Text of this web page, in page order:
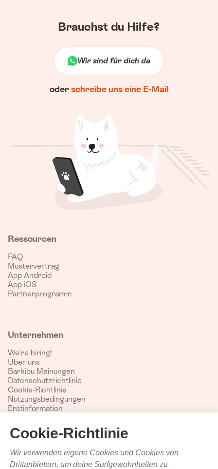
Cookie-Richtlinie
Wir verwenden eigene Cookies und Cookies von
Drittanbietern, um deine Surfgewohnheiten zu
Brauchst du Hilfe?
Wir sind für dich da
oder schreibe uns eine E-Mail
Ressourcen
FAQ
Mustervertrag
App Android
App iOS
Partnerprogramm
Unternehmen
We're hiring!
Über uns
Barkibu Meinungen
Datenschutzrichtlinie
Cookie-Richtlinie
Nutzungsbedingungen
Erstinformation
Land